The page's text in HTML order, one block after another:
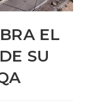
EL
SU